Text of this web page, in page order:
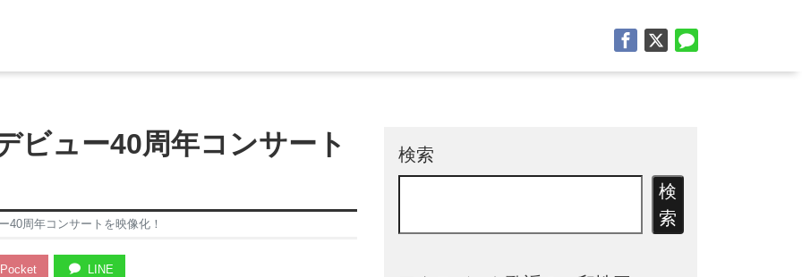
ビュー40周年コンサート
40周年コンサートを映像化！
LINE
検索
検
索